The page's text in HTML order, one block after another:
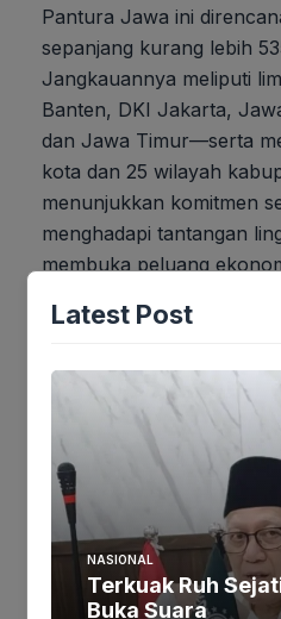
Pantura Jawa ini
sepanjang kurang lebih
Jangkauannya meliputi
Banten, DKI Jakarta,
dan Jawa Timur—serta
kota dan 25 wilayah
menunjukkan komitmen
menghadapi tantangan
membuka peluang
peradaban yang modern
Jika keberatan atau
Artikel maupun foto
Terima Kasih
Tags:
Latest Post
NASIONAL
Terkuak Ruh
Buka Suara